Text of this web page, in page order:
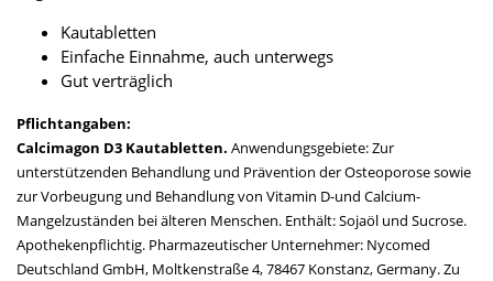
Kautabletten
Einfache Einnahme, auch unterwegs
Gut verträglich
Pflichtangaben:
Calcimagon D3 Kautabletten. Anwendungsgebiete: Zur
unterstützenden Behandlung und Prävention der Osteoporose sowie
zur Vorbeugung und Behandlung von Vitamin D-und Calcium-
Mangelzuständen bei älteren Menschen. Enthält: Sojaöl und Sucrose.
Apothekenpflichtig. Pharmazeutischer Unternehmer: Nycomed
Deutschland GmbH, Moltkenstraße 4, 78467 Konstanz, Germany. Zu